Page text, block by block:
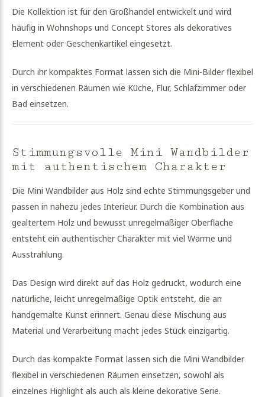
Die Kollektion ist für den Großhandel entwickelt und wird
häufig in Wohnshops und Concept Stores als dekoratives
Element oder Geschenkartikel eingesetzt.
Durch ihr kompaktes Format lassen sich die Mini-Bilder flexibel
in verschiedenen Räumen wie Küche, Flur, Schlafzimmer oder
Bad einsetzen.
Stimmungsvolle Mini Wandbilder
mit authentischem Charakter
Die Mini Wandbilder aus Holz sind echte Stimmungsgeber und
passen in nahezu jedes Interieur. Durch die Kombination aus
gealtertem Holz und bewusst unregelmäßiger Oberfläche
entsteht ein authentischer Charakter mit viel Wärme und
Ausstrahlung.
Das Design wird direkt auf das Holz gedruckt, wodurch eine
natürliche, leicht unregelmäßige Optik entsteht, die an
handgemalte Kunst erinnert. Genau diese Mischung aus
Material und Verarbeitung macht jedes Stück einzigartig.
Durch das kompakte Format lassen sich die Mini Wandbilder
flexibel in verschiedenen Räumen einsetzen, sowohl als
einzelnes Highlight als auch als kleine dekorative Serie.